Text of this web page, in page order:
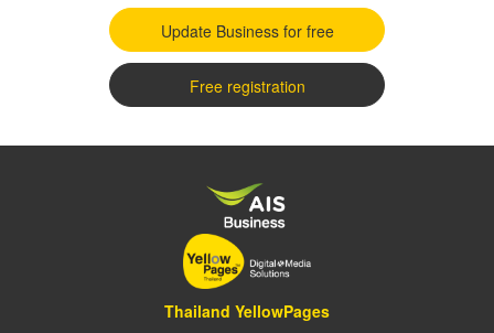
Update Business for free
Free registration
Thailand YellowPages